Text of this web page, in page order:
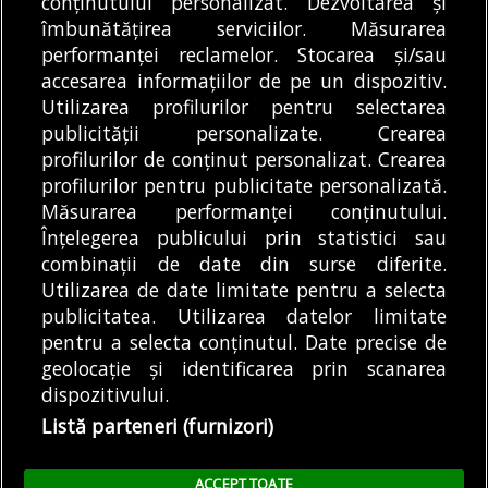
Știri
VIDEO | A fost montată ultima grindă de
beton de pe Autostrada A0
MODIFICĂ SETĂRILE COOKIES
© Copyright 2025 - Buletin de București.
Găzduit dePresslabs.com. Powered by TRS Design.
Despre
Noi
Media
Kit
Politică De
Confidențialitate
Cookie
Policy (EU)
Cookie
Policy
Tweet
Facebook
Share this selection
Tweet
îmbunătățirea serviciilor. Măsurarea
performanței reclamelor. Stocarea și/sau
accesarea informațiilor de pe un dispozitiv.
Utilizarea profilurilor pentru selectarea
publicității personalizate. Crearea
profilurilor de conținut personalizat. Crearea
profilurilor pentru publicitate personalizată.
Măsurarea performanței conținutului.
Înțelegerea publicului prin statistici sau
combinații de date din surse diferite.
Utilizarea de date limitate pentru a selecta
publicitatea. Utilizarea datelor limitate
pentru a selecta conținutul. Date precise de
geolocație și identificarea prin scanarea
dispozitivului.
Listă parteneri (furnizori)
ACCEPT TOATE